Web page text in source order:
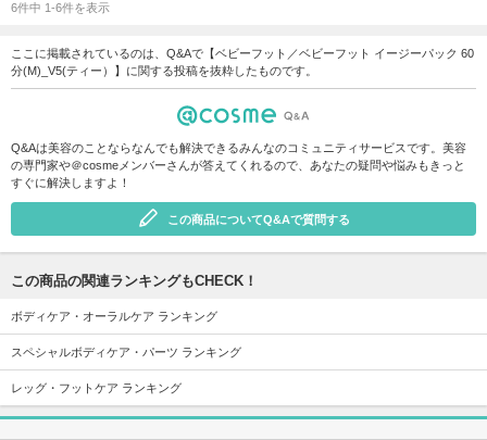
6件中 1-6件を表示
ここに掲載されているのは、Q&Aで【ベビーフット／ベビーフット イージーパック 60
分(M)_V5(ティー）】に関する投稿を抜粋したものです。
Q&Aは美容のことならなんでも解決できるみんなのコミュニティサービスです。美容
の専門家や＠cosmeメンバーさんが答えてくれるので、あなたの疑問や悩みもきっと
すぐに解決しますよ！
この商品についてQ&Aで質問する
この商品の関連ランキングもCHECK！
ボディケア・オーラルケア ランキング
スペシャルボディケア・パーツ ランキング
レッグ・フットケア ランキング